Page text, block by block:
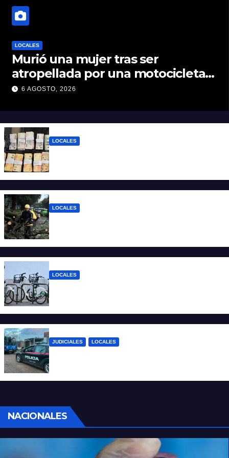
LOCALES
Murió una mujer tras ser
atropellada por una motocicleta
en Nelson
6 AGOSTO, 2026
LOCALES
LOCALES
LOCALES
JUDICIALES LOCALES
NACIONALES